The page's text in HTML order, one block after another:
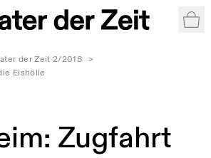
der Zeit 2/2018
>
Eishölle
Zugfahrt